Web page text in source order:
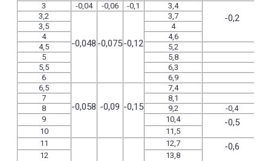
3 -0,04 -0,06 -0,1 3,4
-0,2
3,2
-0,048 -0,075-0,12
3,7
3,5
4
4
4,6
4,5
5,2
5
5,8
5,5
6,3
6
6,9
6,5
-0,058 -0,09 -0,15
7,4
7
8,1
8
9,2
-0,4
9
10,4 -0,5
10
11,5
11
12,7 -0,6
12
13,8